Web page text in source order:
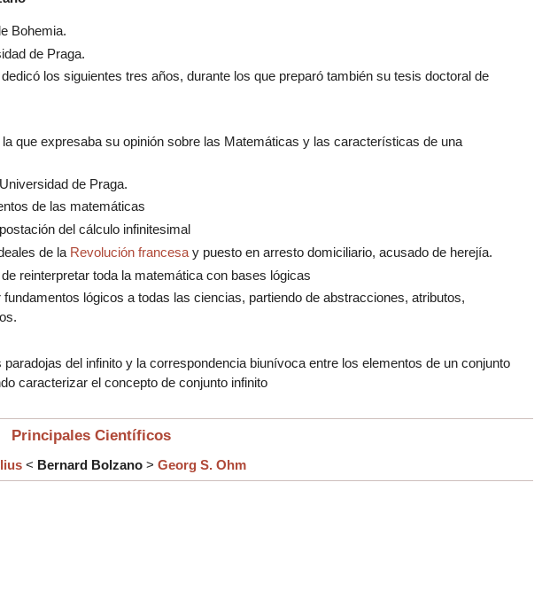
Bohemia.
de Praga.
los siguientes tres años, durante los que preparó también su tesis doctoral de
que expresaba su opinión sobre las Matemáticas y las características de una
de Praga.
de las matemáticas
del cálculo infinitesimal
de la Revolución francesay puesto en arresto domiciliario, acusado de herejía.
reinterpretar toda la matemática con bases lógicas
lógicos a todas las ciencias, partiendo de abstracciones, atributos,
del infinito y la correspondencia biunívoca entre los elementos de un conjunto
caracterizar el concepto de conjunto infinito
Principales Científicos
< Bernard Bolzano > Georg S. Ohm